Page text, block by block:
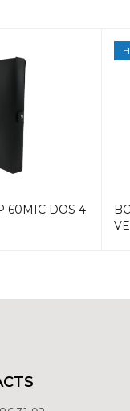
60MIC DOS 4